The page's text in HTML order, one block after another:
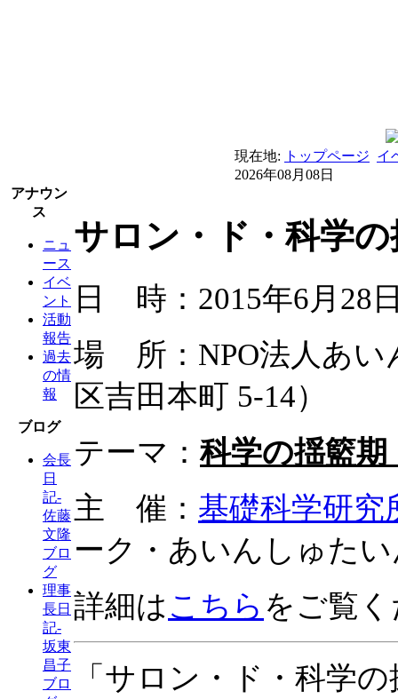
現在地: トップページ イ
2026年08月08日
アナウン
ス
ニュ
ース
イベ
ント
活動
報告
過去
の情
報
ブログ
会長
日
記-
佐藤
文隆
ブロ
グ
理事
長日
記-
坂東
昌子
ブロ
サロン・ド・科学
日 時：2015年6月28
場 所：NPO法人あい
区吉田本町 5-14）
テーマ：科学の揺籃
主 催： 基礎科学研究
ーク・あいんしゅた
詳細はこちら をご覧
「サロン・ド・科学